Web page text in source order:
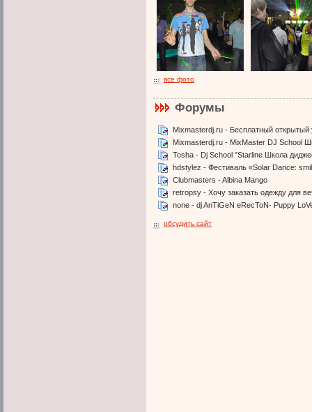
все фото
Форумы
Mixmasterdj.ru - Бесплатный открытый
Mixmasterdj.ru - MixMaster DJ School
Tosha - Dj School "Starline Школа
hdstylez - Фестиваль «Solar Dance:
Clubmasters - Albina Mango
retropsy - Хочу заказать одежду для
none - dj AnTiGeN eRecToN- Puppy
обсудить сайт